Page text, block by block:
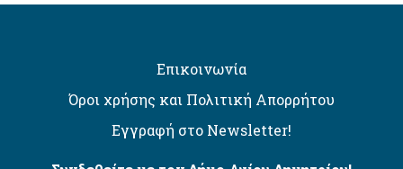
Επικοινωνία
Όροι χρήσης και Πολιτική Απορρήτου
Εγγραφή στο Newsletter!